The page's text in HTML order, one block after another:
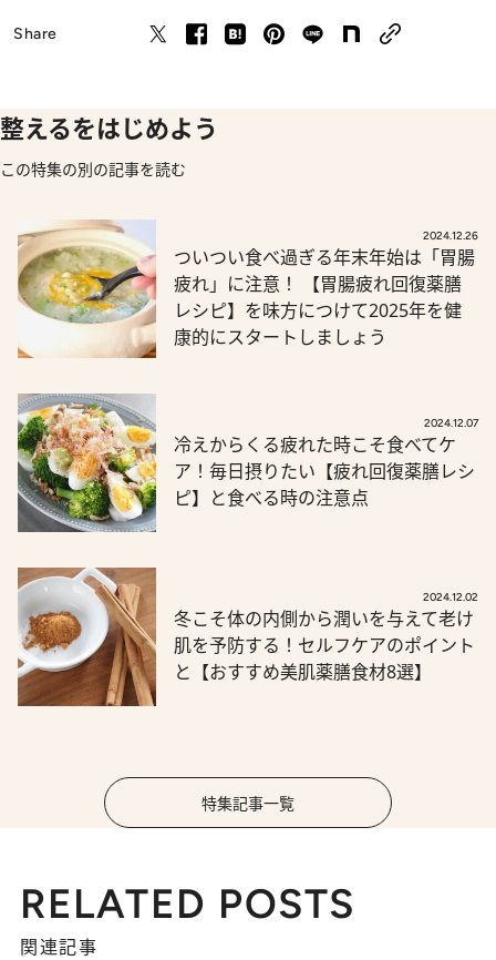
Share
整えるをはじめよう
この特集の別の記事を読む
2024.12.26
ついつい食べ過ぎる年末年始は「胃腸
疲れ」に注意！ 【胃腸疲れ回復薬膳
レシピ】を味方につけて2025年を健
康的にスタートしましょう
2024.12.07
冷えからくる疲れた時こそ食べてケ
ア！毎日摂りたい【疲れ回復薬膳レシ
ピ】と食べる時の注意点
2024.12.02
冬こそ体の内側から潤いを与えて老け
肌を予防する！セルフケアのポイント
と【おすすめ美肌薬膳食材8選】
特集記事一覧
RELATED POSTS
関連記事